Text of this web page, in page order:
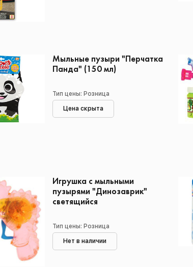
Мыльные пузыри "Перчатка
Панда" (150 мл)
Тип цены: Розница
Цена скрыта
Игрушка с мыльными
пузырями "Динозаврик"
светящийся
Тип цены: Розница
Нет в наличии